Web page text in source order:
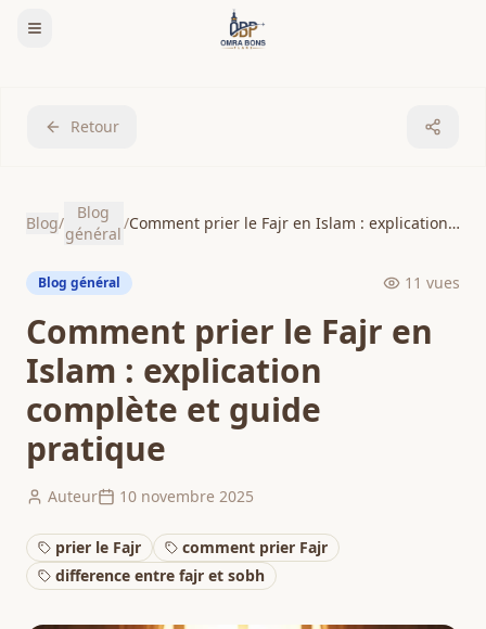
Retour
Blog/
Blog
général
/ Comment prier le Fajr en Islam : explication complète et guide pratique
Blog général 11 vues
Comment prier le Fajr en
Islam : explication
complète et guide
pratique
Auteur 10 novembre 2025
prier le Fajr
comment prier Fajr
difference entre fajr et sobh